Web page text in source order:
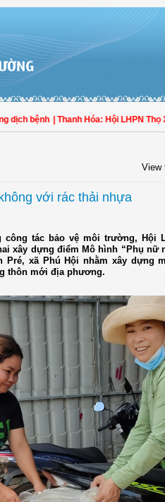
bệnh | Thanh Hóa: Hội LHPN Thọ
View
với rác thải nhựa
công tác bảo vệ môi trường, Hội
xây dựng điểm Mô hình “Phụ nữ
Pré, xã Phú Hội nhằm xây dựng
thôn mới địa phương.